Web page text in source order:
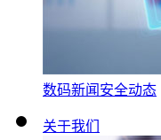
数码新闻 安全动态
关于我们